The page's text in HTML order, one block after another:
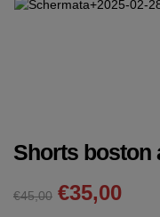
Shorts boston
€45,00 €35,00